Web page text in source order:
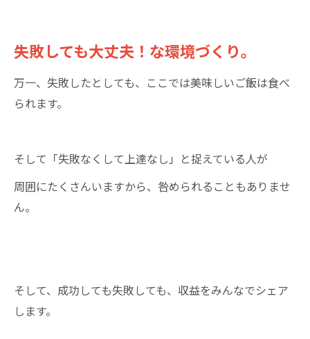
失敗しても大丈夫！な環境づくり。
万一、失敗したとしても、ここでは美味しいご飯は食べ
られます。
そして「失敗なくして上達なし」と捉えている人が
周囲にたくさんいますから、咎められることもありませ
ん。
そして、成功しても失敗しても、収益をみんなでシェア
します。